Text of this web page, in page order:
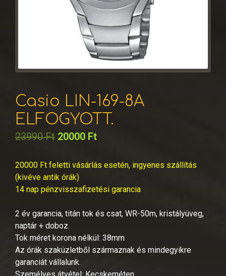
Casio LIN-169-8A
ELFOGYOTT.
23990Ft 20000 Ft
20000 Ft feletti vásárlás esetén, ingyenes szállítás
(kivéve antik órák)
14 nap pénzvisszafizetési garancia
2 év garancia, titán tok és csat, WR-50m, kristályüveg,
naptár + doboz.
Tok méret korona nélkül: 38mm
Az órák szaküzletből származnak és mindegyikre
garanciát vállalunk.